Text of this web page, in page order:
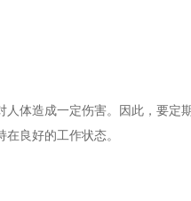
体造成一定伤害。因此，要定
良好的工作状态。